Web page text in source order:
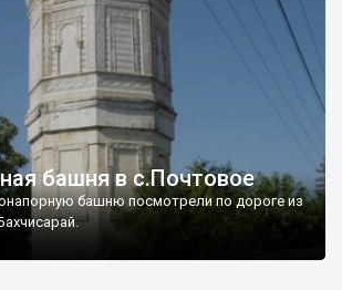
башня в с.Почтовое
башню посмотрели по дороге из